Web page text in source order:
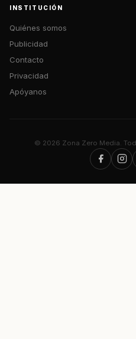
INSTITUCIÓN
Quiénes somos
Publicidad
Contacto
Privacidad
Apóyanos
© 2026 Zona Zero Media.